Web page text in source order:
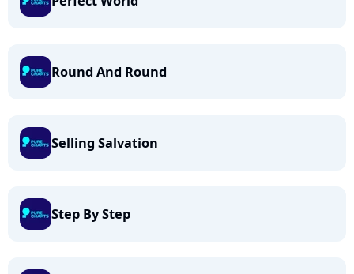
Round And Round
Selling Salvation
Step By Step